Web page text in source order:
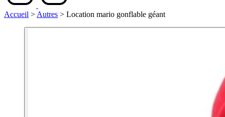
Accueil > Autres > Location mario gonflable géant